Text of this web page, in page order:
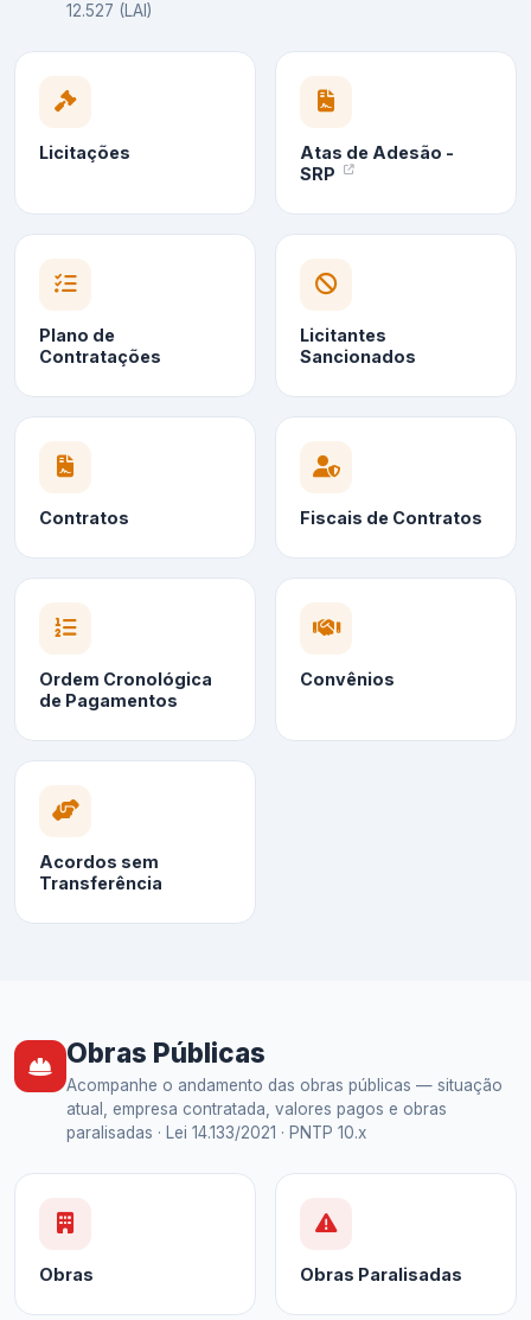
12.527 (LAI)
Licitações
Atas de Adesão -
SRP
Plano de
Contratações
Licitantes
Sancionados
Contratos Fiscais de Contratos
Ordem Cronológica
de Pagamentos
Convênios
Acordos sem
Transferência
Obras Públicas
Acompanhe o andamento das obras públicas — situação
atual, empresa contratada, valores pagos e obras
paralisadas · Lei 14.133/2021 · PNTP 10.x
Obras Obras Paralisadas